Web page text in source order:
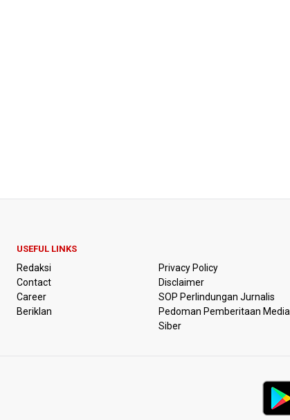
USEFUL LINKS
Redaksi
Contact
Career
Beriklan
Privacy Policy
Disclaimer
SOP Perlindungan Jurnalis
Pedoman Pemberitaan Media
Siber